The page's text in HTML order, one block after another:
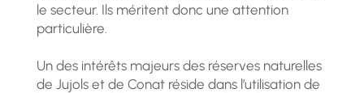
le secteur. Ils méritent donc une attention
particulière.
Un des intérêts majeurs des réserves naturelles
de Jujols et de Conat réside dans l’utilisation de